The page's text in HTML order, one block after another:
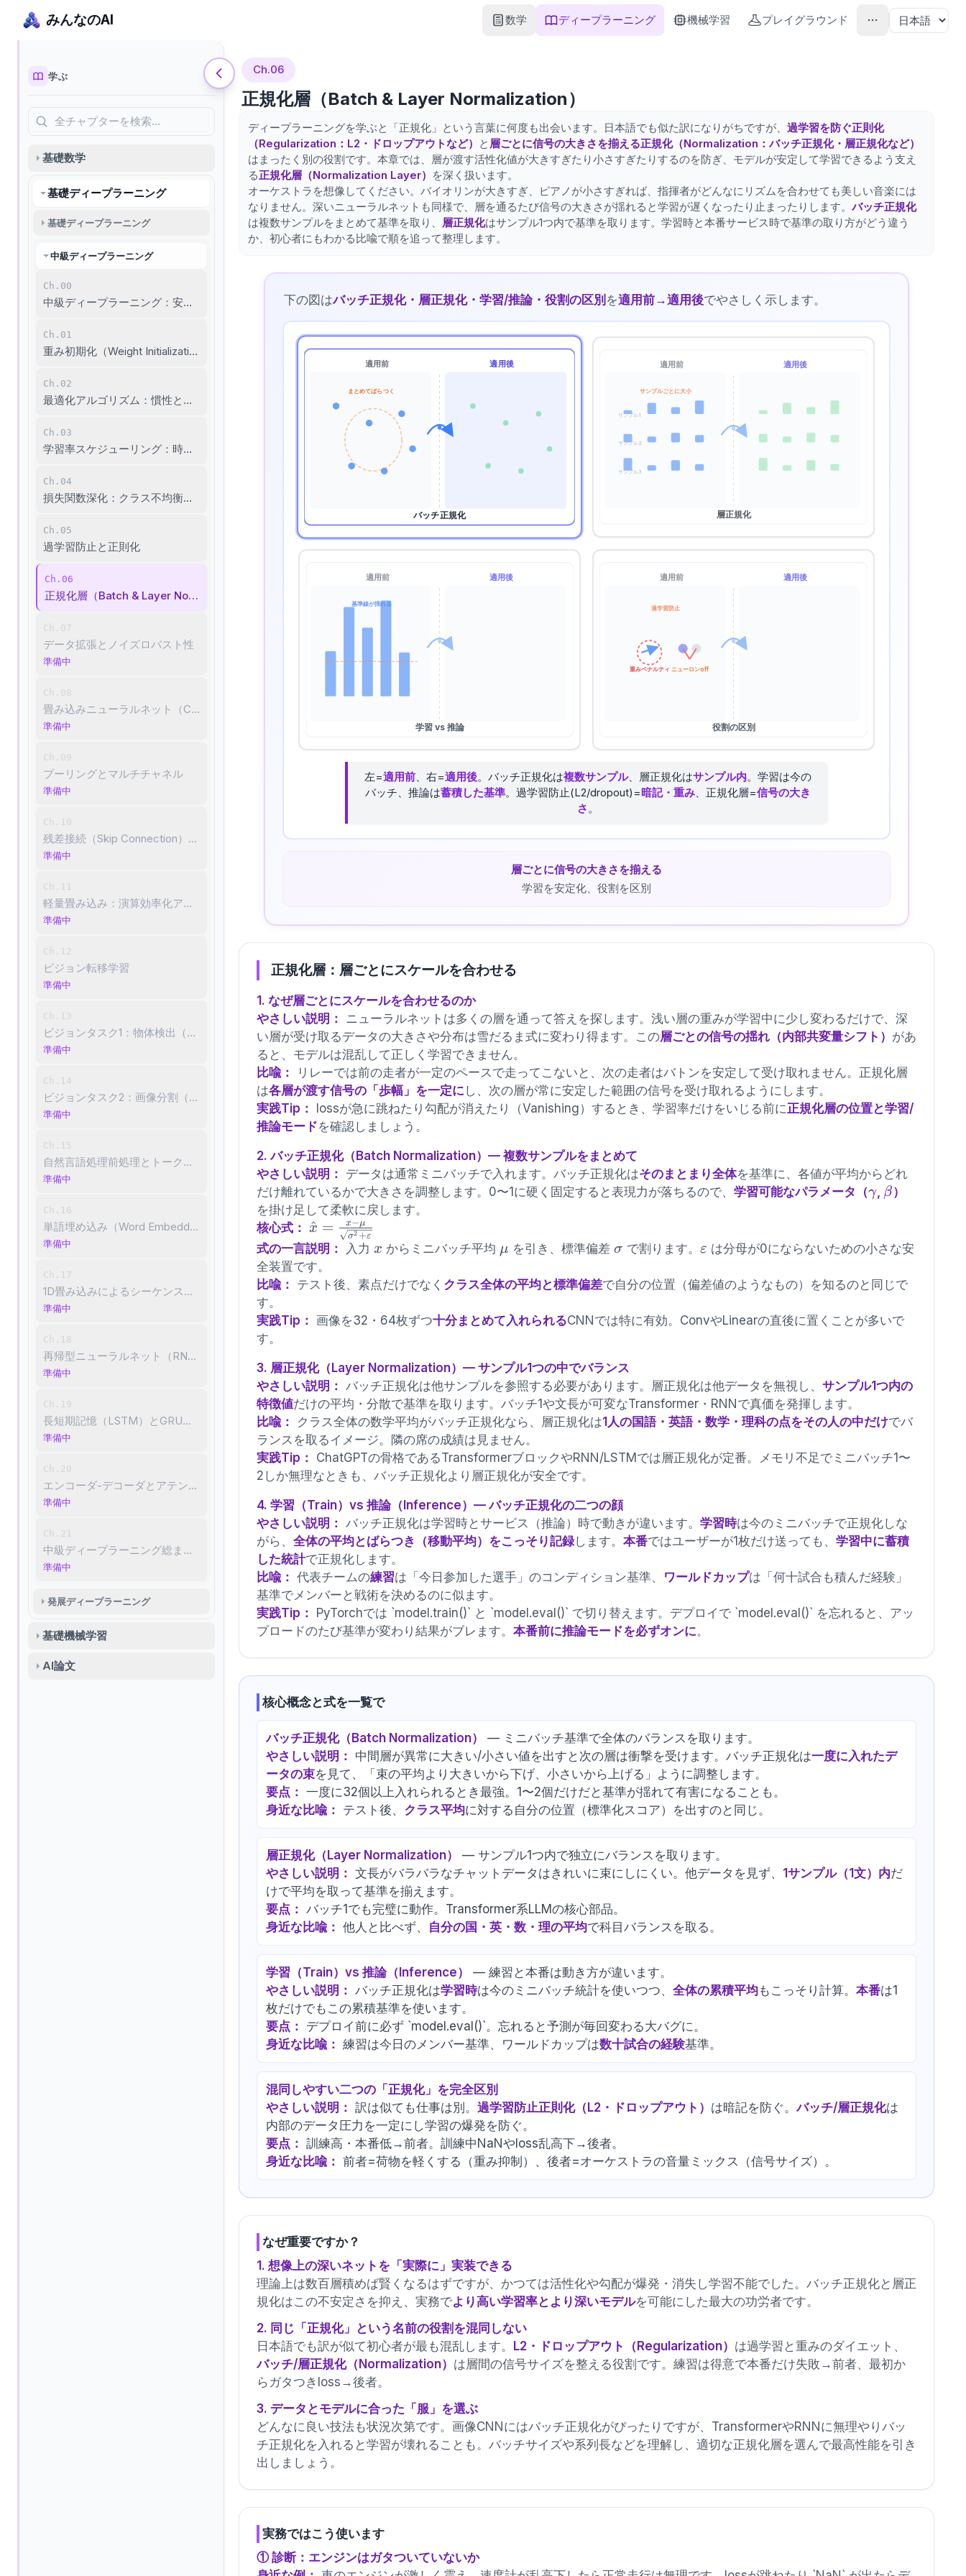
みんなのAI 数学 ディープラーニング 機械学習 プレイグラウンド
学ぶ
全チャプターを検索…
基礎数学
基礎ディープラーニング
基礎ディープラーニング
中級ディープラーニング
Ch.00
中級ディープラーニング：安定学習と非構造データの理解
Ch.01
重み初期化（Weight Initialization）：学習の正しい出発点
Ch.02
最適化アルゴリズム：慣性と適応的学習率
Ch.03
学習率スケジューリング：時に応じて速度を落とす
Ch.04
損失関数深化：クラス不均衡と距離学習
Ch.05
過学習防止と正則化
Ch.06
正規化層（Batch & Layer Normalization）
Ch.07
データ拡張とノイズロバスト性
準備中
Ch.08
畳み込みニューラルネット（CNN）基礎：空間的特徴抽出
準備中
Ch.09
プーリングとマルチチャネル
準備中
Ch.10
残差接続（Skip Connection）とResNet
準備中
Ch.11
軽量畳み込み：演算効率化アーキテクチャ
準備中
Ch.12
ビジョン転移学習
準備中
Ch.13
ビジョンタスク1：物体検出（Object Detection）
準備中
Ch.14
ビジョンタスク2：画像分割（Image Segmentation）
準備中
Ch.15
自然言語処理前処理とトークン化
準備中
Ch.16
単語埋め込み（Word Embedding）
準備中
Ch.17
1D畳み込みによるシーケンス処理
準備中
Ch.18
再帰型ニューラルネット（RNN）：逐次情報の状態維持
準備中
Ch.19
長短期記憶（LSTM）とGRU：長期依存の制御
準備中
Ch.20
エンコーダ-デコーダとアテンション
準備中
Ch.21
中級ディープラーニング総まとめ：アーキテクチャ設計とパイプライン
準備中
発展ディープラーニング
基礎機械学習
AI論文
Ch.06
正規化層（Batch & Layer Normalization）
ディープラーニングを学ぶと「正規化」という言葉に何度も出会います。日本語でも似た訳になりがちですが、 過学習を防ぐ正則化
（Regularization：L2・ドロップアウトなど） と 層ごとに信号の大きさを揃える正規化（Normalization：バッチ正規化・層正規化など）
はまったく別の役割です。本章では、層が渡す活性化値が大きすぎたり小さすぎたりするのを防ぎ、モデルが安定して学習できるよう支え
る正規化層（Normalization Layer） を深く扱います。
オーケストラを想像してください。バイオリンが大きすぎ、ピアノが小さすぎれば、指揮者がどんなにリズムを合わせても美しい音楽には
なりません。深いニューラルネットも同様で、層を通るたび信号の大きさが揺れると学習が遅くなったり止まったりします。バッチ正規化
は複数サンプルをまとめて基準を取り、 層正規化はサンプル1つ内で基準を取ります。学習時と本番サービス時で基準の取り方がどう違う
か、初心者にもわかる比喩で順を追って整理します。
下の図はバッチ正規化・層正規化・学習/推論・役割の区別 を適用前→適用後でやさしく示します。
適用前 適用後
まとめてばらつく
バッチ正規化
適用前 適用後
サンプル 1
サンプル 2
サンプル 3
サンプルごとに大小
層正規化
適用前 適用後
基準線が揺れる
学習 vs 推論
適用前 適用後
重みペナルティ ニューロンoff
過学習防止
役割の区別
左=適用前、右=適用後。バッチ正規化は複数サンプル、層正規化はサンプル内。学習は今の
バッチ、推論は蓄積した基準。過学習防止(L2/dropout)=暗記・重み、正規化層=信号の大き
さ。
層ごとに信号の大きさを揃える
学習を安定化、役割を区別
正規化層：層ごとにスケールを合わせる
1. なぜ層ごとにスケールを合わせるのか
やさしい説明： ニューラルネットは多くの層を通って答えを探します。浅い層の重みが学習中に少し変わるだけで、深
い層が受け取るデータの大きさや分布は雪だるま式に変わり得ます。この層ごとの信号の揺れ（内部共変量シフト） があ
ると、モデルは混乱して正しく学習できません。
比喩：
リレーでは前の走者が一定のペースで走ってこないと、次の走者はバトンを安定して受け取れません。正規化層
は各層が渡す信号の「歩幅」を一定に し、次の層が常に安定した範囲の信号を受け取れるようにします。
実践Tip：
lossが急に跳ねたり勾配が消えたり（Vanishing）するとき、学習率だけをいじる前に正規化層の位置と学習/
推論モードを確認しましょう。
2. バッチ正規化（Batch Normalization）— 複数サンプルをまとめて
やさしい説明： データは通常ミニバッチで入れます。バッチ正規化はそのまとまり全体を基準に、各値が平均からどれ
だけ離れているかで大きさを調整します。0〜1に硬く固定すると表現力が落ちるので、 学習可能なパラメータ（\gamma
γ, \beta
β）
を掛け足して柔軟に戻します。
核心式： \hat{x} =
\frac{x - \mu}
{\sqrt{\sigma^2
+ \varepsilon}}
x
^ = σ2 +ε
x−μ
式の一言説明： 入力 x
x からミニバッチ平均 \mu
μ を引き、標準偏差 \sigma
σ で割ります。 \varepsilon
ε は分母が0にならないための小さな安
全装置です。
比喩： テスト後、素点だけでなく クラス全体の平均と標準偏差で自分の位置（偏差値のようなもの）を知るのと同じで
す。
実践Tip： 画像を32・64枚ずつ十分まとめて入れられるCNNでは特に有効。ConvやLinearの直後に置くことが多いで
す。
3. 層正規化（Layer Normalization）— サンプル1つの中でバランス
やさしい説明： バッチ正規化は他サンプルを参照する必要があります。層正規化は他データを無視し、 サンプル1つ内の
特徴値だけの平均・分散で基準を取ります。バッチ1や文長が可変なTransformer・RNNで真価を発揮します。
比喩：
クラス全体の数学平均がバッチ正規化なら、層正規化は1人の国語・英語・数学・理科の点をその人の中だけでバ
ランスを取るイメージ。隣の席の成績は見ません。
実践Tip： ChatGPTの骨格であるTransformerブロックやRNN/LSTMでは層正規化が定番。メモリ不足でミニバッチ1〜
2しか無理なときも、バッチ正規化より層正規化が安全です。
4. 学習（Train）vs 推論（Inference）— バッチ正規化の二つの顔
やさしい説明： バッチ正規化は学習時とサービス（推論）時で動きが違います。 学習時は今のミニバッチで正規化しな
がら、 全体の平均とばらつき（移動平均）をこっそり記録します。 本番ではユーザーが1枚だけ送っても、 学習中に蓄積
した統計で正規化します。
比喩： 代表チームの練習は「今日参加した選手」のコンディション基準、 ワールドカップは「何十試合も積んだ経験」
基準でメンバーと戦術を決めるのに似ます。
実践Tip：
PyTorchでは `model.train()` と `model.eval()` で切り替えます。デプロイで `model.eval()` を忘れると、アッ
プロードのたび基準が変わり結果がブレます。 本番前に推論モードを必ずオンに。
核心概念と式を一覧で
バッチ正規化（Batch Normalization）
— ミニバッチ基準で全体のバランスを取ります。
やさしい説明： 中間層が異常に大きい/小さい値を出すと次の層は衝撃を受けます。バッチ正規化は一度に入れたデ
ータの束を見て、「束の平均より大きいから下げ、小さいから上げる」ように調整します。
要点： 一度に32個以上入れられるとき最強。1〜2個だけだと基準が揺れて有害になることも。
身近な比喩： テスト後、 クラス平均に対する自分の位置（標準化スコア）を出すのと同じ。
層正規化（Layer Normalization）
— サンプル1つ内で独立にバランスを取ります。
やさしい説明： 文長がバラバラなチャットデータはきれいに束にしにくい。他データを見ず、 1サンプル（1文）内だ
けで平均を取って基準を揃えます。
要点： バッチ1でも完璧に動作。Transformer系LLMの核心部品。
身近な比喩： 他人と比べず、 自分の国・英・数・理の平均で科目バランスを取る。
学習（Train）vs 推論（Inference）
— 練習と本番は動き方が違います。
やさしい説明： バッチ正規化は学習時は今のミニバッチ統計を使いつつ、 全体の累積平均もこっそり計算。 本番は1
枚だけでもこの累積基準を使います。
要点： デプロイ前に必ず `model.eval()`。忘れると予測が毎回変わる大バグに。
身近な比喩： 練習は今日のメンバー基準、ワールドカップは数十試合の経験基準。
混同しやすい二つの「正規化」を完全区別
やさしい説明： 訳は似ても仕事は別。 過学習防止正則化（L2・ドロップアウト） は暗記を防ぐ。バッチ/層正規化は
内部のデータ圧力を一定にし学習の爆発を防ぐ。
要点： 訓練高・本番低→前者。訓練中NaNやloss乱高下→後者。
身近な比喩： 前者=荷物を軽くする（重み抑制）、後者=オーケストラの音量ミックス（信号サイズ）。
なぜ重要ですか？
1. 想像上の深いネットを「実際に」実装できる
理論上は数百層積めば賢くなるはずですが、かつては活性化や勾配が爆発・消失し学習不能でした。バッチ正規化と層正
規化はこの不安定さを抑え、実務でより高い学習率とより深いモデルを可能にした最大の功労者です。
2. 同じ「正規化」という名前の役割を混同しない
日本語でも訳が似て初心者が最も混乱します。
L2・ドロップアウト（Regularization） は過学習と重みのダイエット、
バッチ/層正規化（Normalization） は層間の信号サイズを整える役割です。練習は得意で本番だけ失敗→前者、最初か
らガタつきloss→後者。
3. データとモデルに合った「服」を選ぶ
どんなに良い技法も状況次第です。画像CNNにはバッチ正規化がぴったりですが、TransformerやRNNに無理やりバッ
チ正規化を入れると学習が壊れることも。バッチサイズや系列長などを理解し、適切な正規化層を選んで最高性能を引き
出しましょう。
実務ではこう使います
① 診断：エンジンはガタついていないか